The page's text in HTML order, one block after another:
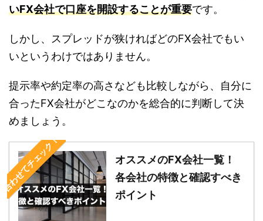
いFX会社で口座を開設することが重要です。
しかし、スプレッドが狭ければどのFX会社でもい
いというわけではありません。
提示率や約定率の高さなども比較しながら、自分に
合ったFX会社がどこなのかを総合的に判断して決
めましょう。
合わせてチェック！
オススメのFX会社一覧！
各会社の特徴と確認すべき
ポイント